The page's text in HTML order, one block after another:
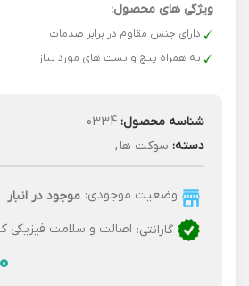
ویژگی های محصول:
دارای جنس مقاوم در برابر صدمات
به همراه پیچ و بست های مورد نیاز
شناسه محصول: 0334
دسته: سوکت ها ,
وضعیت موجودی: موجود در انبار
گارانتی: اصالت و سلامت فیزیکی